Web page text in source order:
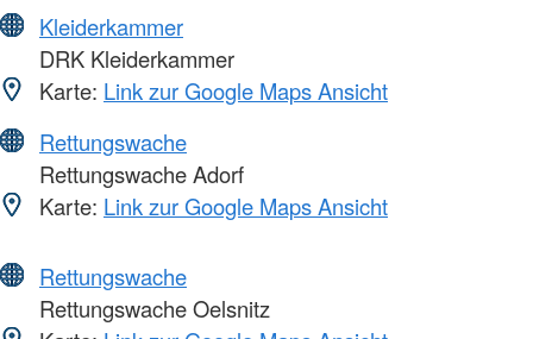
Kleiderkammer
DRK Kleiderkammer
Karte: Link zur Google Maps Ansicht
Rettungswache
Rettungswache Adorf
Karte: Link zur Google Maps Ansicht
Rettungswache
Rettungswache Oelsnitz